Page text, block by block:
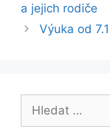
a jejich rodiče
Výuka od